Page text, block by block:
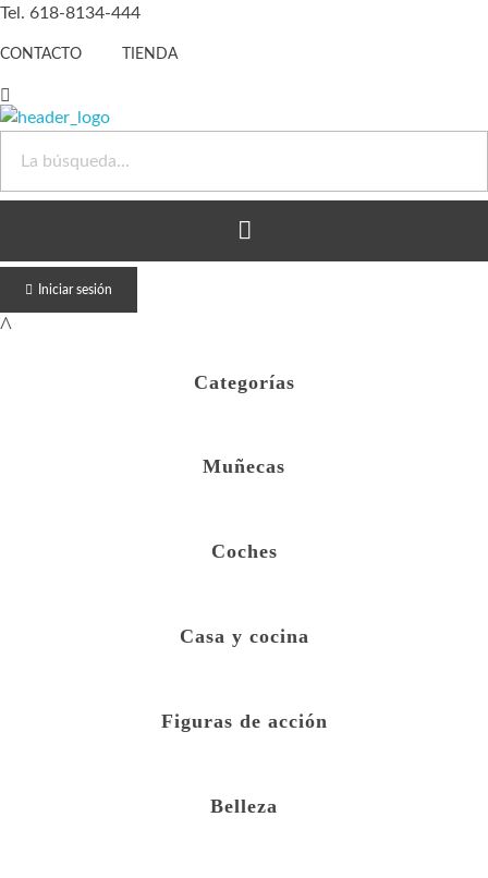
Tel. 618-8134-444
CONTACTO TIENDA
Iniciar sesión
Categorías
Muñecas
Coches
Casa y cocina
Figuras de acción
Belleza